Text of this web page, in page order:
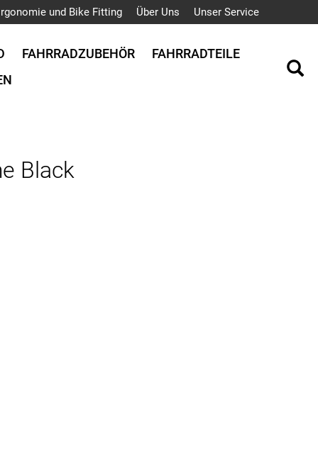
und Bike Fitting Über Uns Unser Service
FAHRRADZUBEHÖR
FAHRRADTEILE
Black